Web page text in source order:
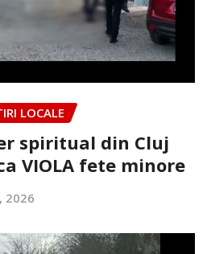
LOCALE
spiritual din Cluj
VIOLA fete minore
2026